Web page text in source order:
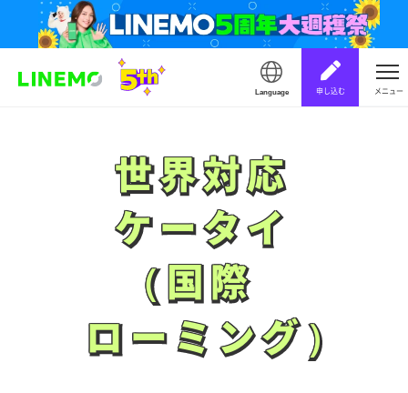
Language 申し込む メニュー
世界対応
ケータイ
（国際
ローミング）
世界対応
ケータイ
（国際
ローミング）